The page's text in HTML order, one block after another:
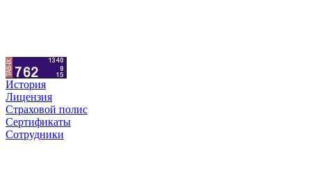
История
Лицензия
Страховой полис
Сертификаты
Сотрудники